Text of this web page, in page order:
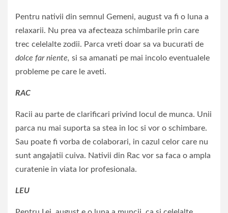
Pentru nativii din semnul Gemeni, august va fi o luna a
relaxarii. Nu prea va afecteaza schimbarile prin care
trec celelalte zodii. Parca vreti doar sa va bucurati de
dolce far niente, si sa amanati pe mai incolo eventualele
probleme pe care le aveti.
RAC
Racii au parte de clarificari privind locul de munca. Unii
parca nu mai suporta sa stea in loc si vor o schimbare.
Sau poate fi vorba de colaborari, in cazul celor care nu
sunt angajatii cuiva. Nativii din Rac vor sa faca o ampla
curatenie in viata lor profesionala.
LEU